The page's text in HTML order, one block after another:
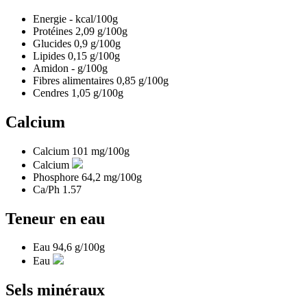
Energie - kcal/100g
Protéines 2,09 g/100g
Glucides 0,9 g/100g
Lipides 0,15 g/100g
Amidon - g/100g
Fibres alimentaires 0,85 g/100g
Cendres 1,05 g/100g
Calcium
Calcium 101 mg/100g
Calcium
Phosphore 64,2 mg/100g
Ca/Ph 1.57
Teneur en eau
Eau 94,6 g/100g
Eau
Sels minéraux